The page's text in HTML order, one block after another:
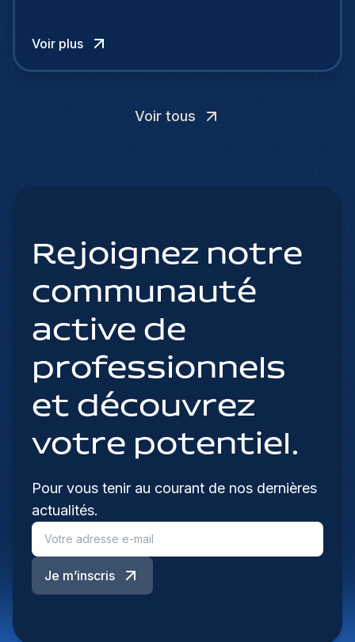
agences de recrutement. Pourtant, il existe une
meilleure option.
Voir plus
Voir tous
Rejoignez notre
communauté
active de
professionnels
et découvrez
votre potentiel.
Pour vous tenir au courant de nos dernières
actualités.
Je m’inscris